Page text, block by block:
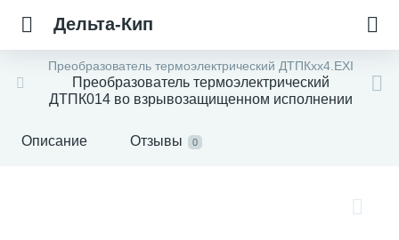
Дельта-Кип
Преобразователь термоэлектрический ДТПКхх4.EXI
Преобразователь термоэлектрический
ДТПК014 во взрывозащищенном исполнении
Описание Отзывы 0